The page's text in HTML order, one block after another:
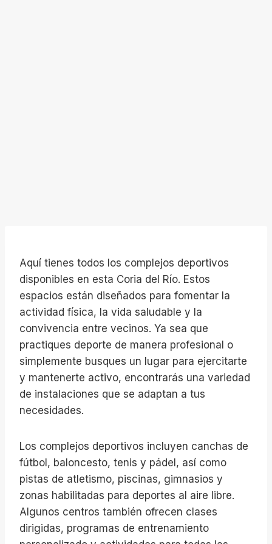
Aquí tienes todos los complejos deportivos
disponibles en esta Coria del Río. Estos
espacios están diseñados para fomentar la
actividad física, la vida saludable y la
convivencia entre vecinos. Ya sea que
practiques deporte de manera profesional o
simplemente busques un lugar para ejercitarte
y mantenerte activo, encontrarás una variedad
de instalaciones que se adaptan a tus
necesidades.
Los complejos deportivos incluyen canchas de
fútbol, baloncesto, tenis y pádel, así como
pistas de atletismo, piscinas, gimnasios y
zonas habilitadas para deportes al aire libre.
Algunos centros también ofrecen clases
dirigidas, programas de entrenamiento